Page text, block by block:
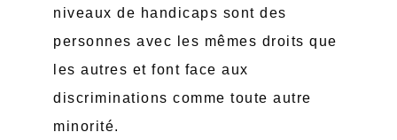
niveaux de handicaps sont des
personnes avec les mêmes droits que
les autres et font face aux
discriminations comme toute autre
minorité.